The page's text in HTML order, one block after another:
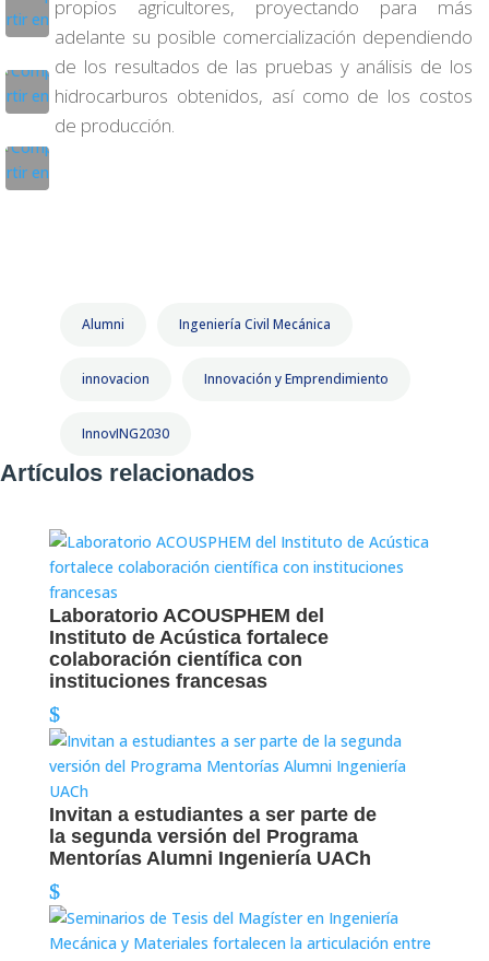
propios agricultores, proyectando para más
adelante su posible comercialización dependiendo
de los resultados de las pruebas y análisis de los
hidrocarburos obtenidos, así como de los costos
de producción.
Alumni Ingeniería Civil Mecánica
innovacion Innovación y Emprendimiento
InnovING2030
Artículos relacionados
Laboratorio ACOUSPHEM del
Instituto de Acústica fortalece
colaboración científica con
instituciones francesas
Invitan a estudiantes a ser parte de
la segunda versión del Programa
Mentorías Alumni Ingeniería UACh